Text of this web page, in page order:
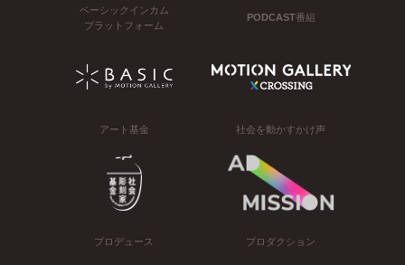
ベーシックインカム
プラットフォーム
PODCAST番組
アート基金 社会を動かすかけ声
プロデュース プロダクション